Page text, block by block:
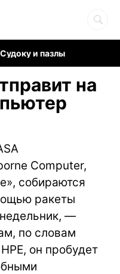
Судоку и пазлы
на
Computer,
собираются
ракеты
—
по словам
он пробудет